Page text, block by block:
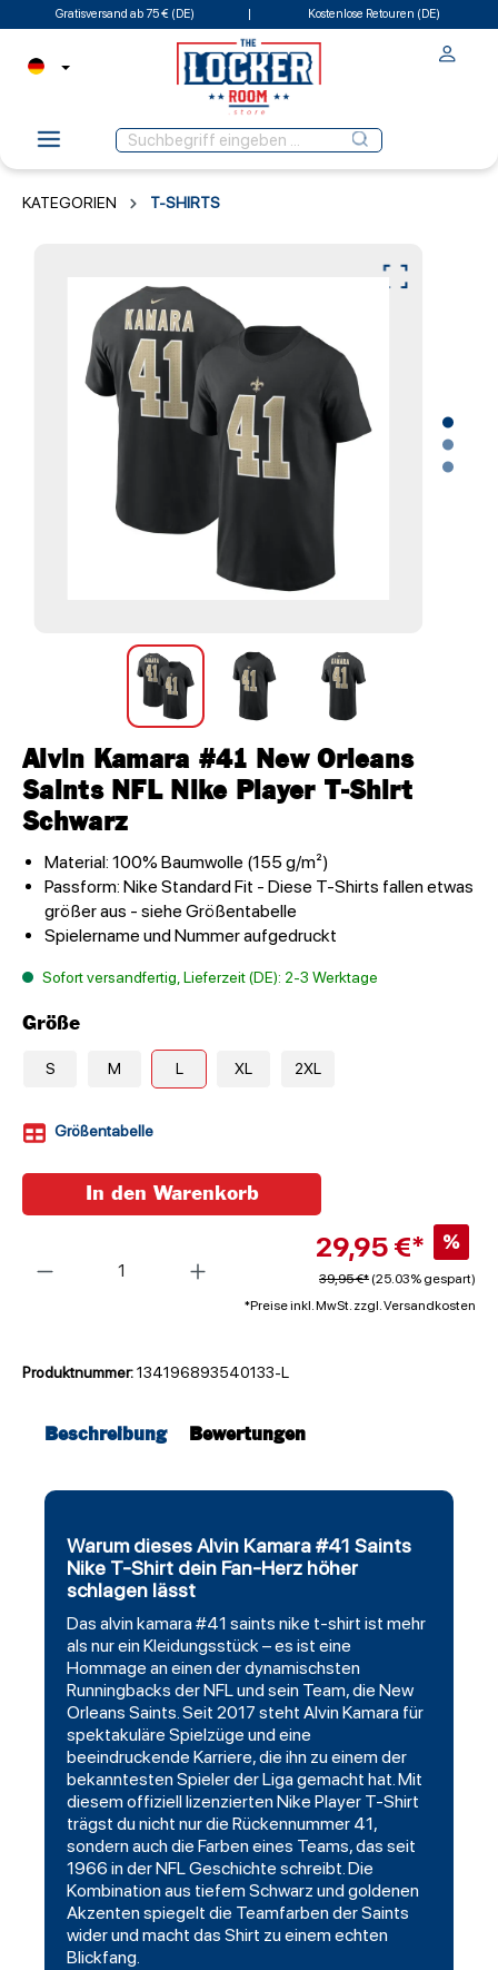
Gratisversand ab 75 € (DE) Kostenlose Retouren (DE)
KATEGORIEN T-SHIRTS
Alvin Kamara #41 New Orleans
Saints NFL Nike Player T-Shirt
Schwarz
Material: 100% Baumwolle (155 g/m²)
Passform: Nike Standard Fit - Diese T-Shirts fallen etwas
größer aus - siehe Größentabelle
Spielername und Nummer aufgedruckt
Sofort versandfertig, Lieferzeit (DE): 2-3 Werktage
Größe
S M L XL 2XL
Größentabelle
29,95 €* %
39,95 €* (25.03% gespart)
*Preise inkl. MwSt. zzgl. Versandkosten
In den Warenkorb
Produktnummer:134196893540133-L
Beschreibung Bewertungen
Warum dieses Alvin Kamara #41 Saints
Nike T-Shirt dein Fan-Herz höher
schlagen lässt
Das alvinkamara#41 saints nike t-shirt ist mehr
als nur ein Kleidungsstück – es ist eine
Hommage an einen der dynamischsten
Runningbacks der NFL und sein Team, die New
Orleans Saints. Seit 2017 steht Alvin Kamara für
spektakuläre Spielzüge und eine
beeindruckende Karriere, die ihn zu einem der
bekanntesten Spieler der Liga gemacht hat. Mit
diesem offiziell lizenzierten Nike Player T-Shirt
trägst du nicht nur die Rückennummer 41,
sondern auch die Farben eines Teams, das seit
1966 in der NFL Geschichte schreibt. Die
Kombination aus tiefem Schwarz und goldenen
Akzenten spiegelt die Teamfarben der Saints
wider und macht das Shirt zu einem echten
Blickfang.